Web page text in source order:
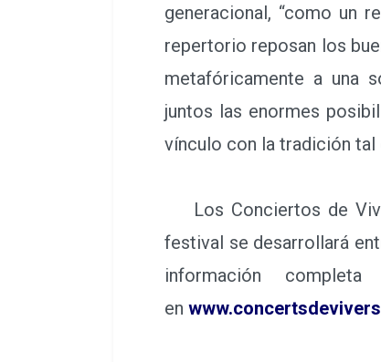
generacional, “como un
repertorio reposan los
metafóricamente a una
juntos las enormes
vínculo con la tradición
Los Conciertos de
festival se desarrollará
información
en